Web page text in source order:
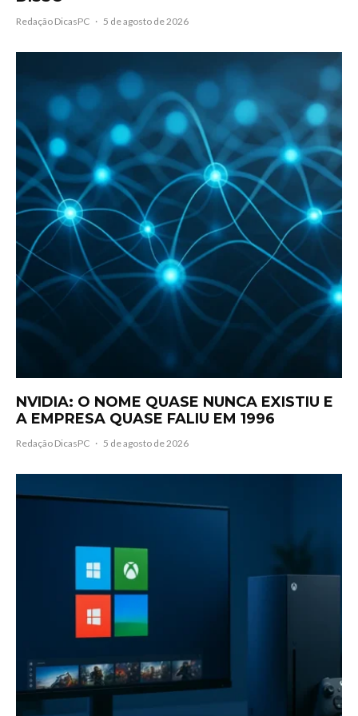
Redação DicasPC · 5 de agosto de 2026
NVIDIA: O NOME QUASE NUNCA EXISTIU E
A EMPRESA QUASE FALIU EM 1996
Redação DicasPC · 5 de agosto de 2026